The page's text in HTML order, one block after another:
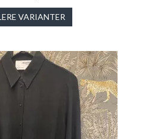
VARIANTER